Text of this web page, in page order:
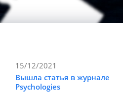
15/12/2021
Вышла статья в журнале
Psychologies